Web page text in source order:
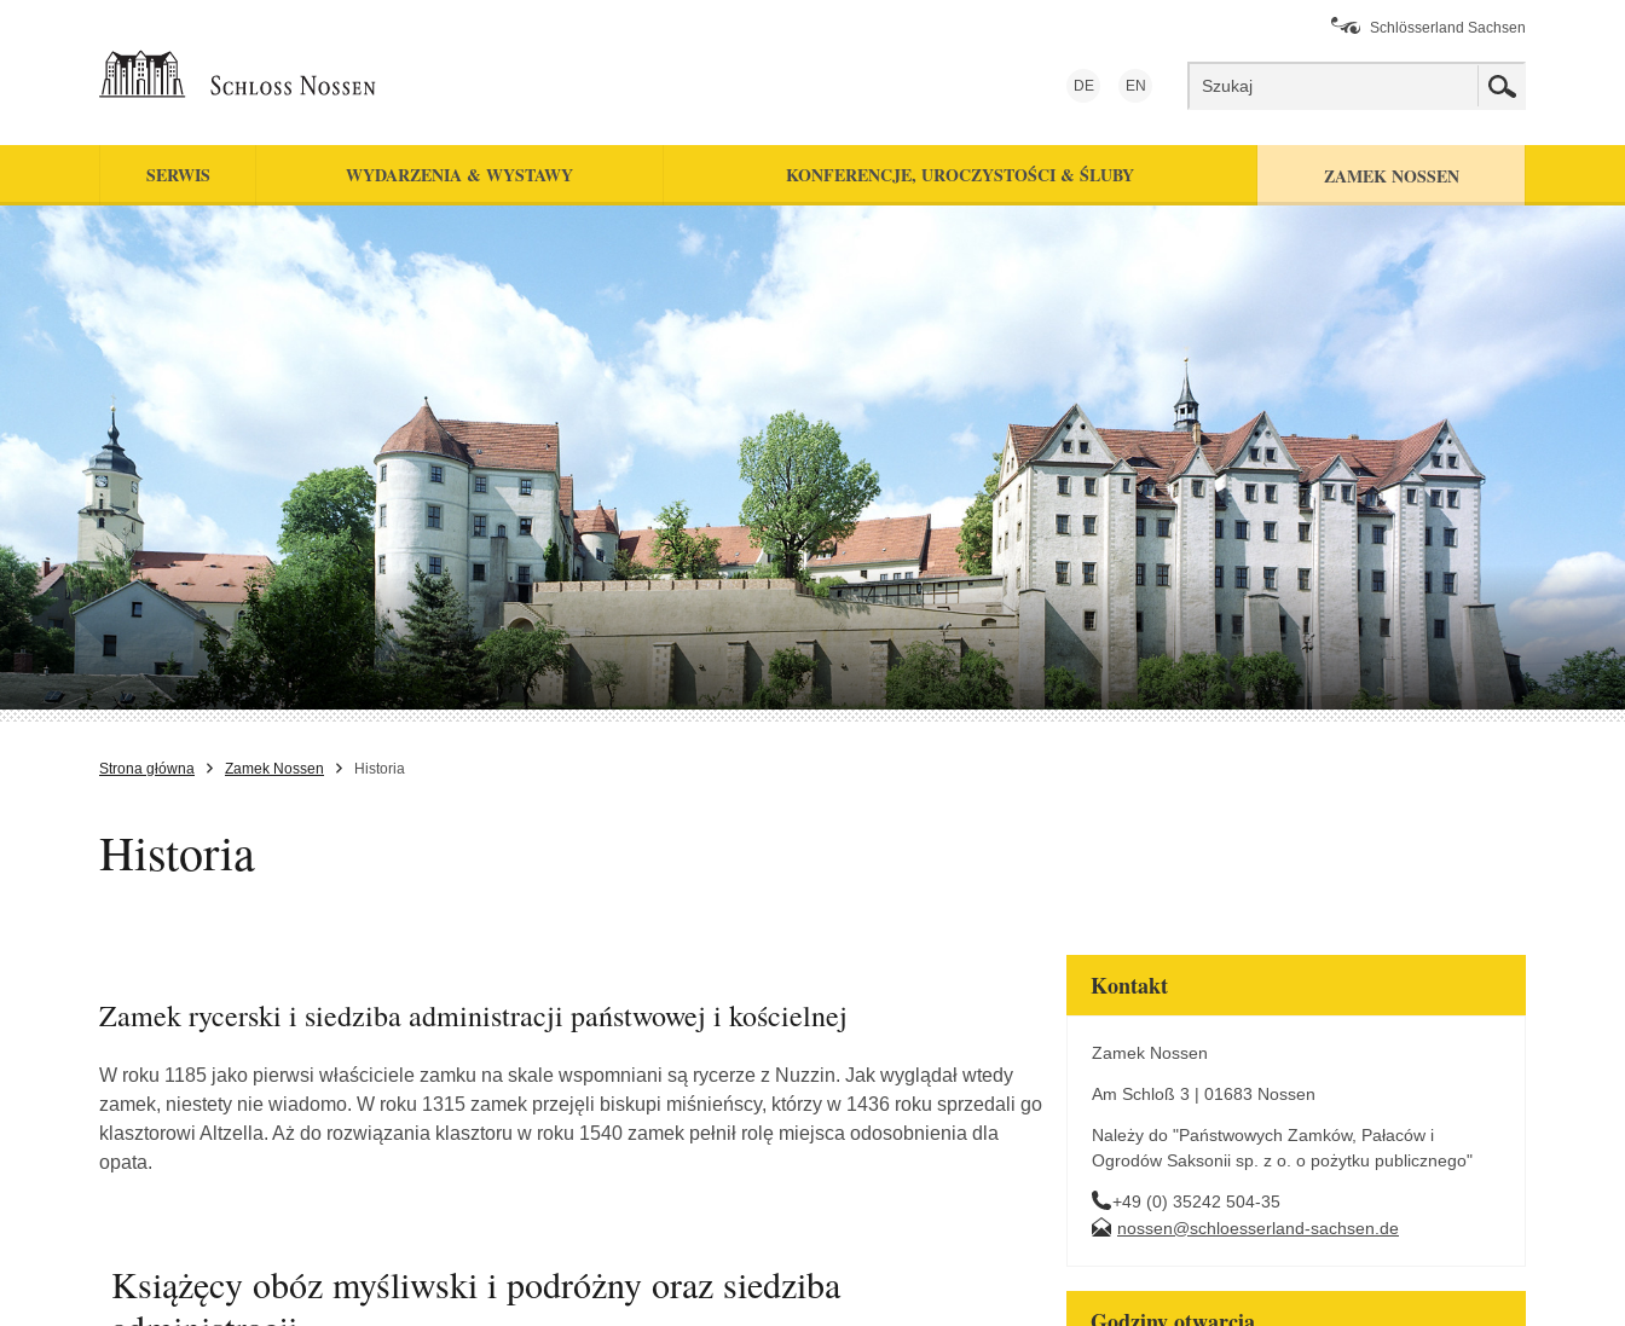
Schlösserland Sachsen
DE EN
SERWIS WYDARZENIA & WYSTAWY KONFERENCJE, UROCZYSTOŚCI & ŚLUBY ZAMEK NOSSEN
Strona główna Zamek Nossen Historia
Historia
Zamek rycerski i siedziba administracji państwowej i kościelnej
W roku 1185 jako pierwsi właściciele zamku na skale wspomniani są rycerze z Nuzzin. Jak wyglądał wtedy
zamek, niestety nie wiadomo. W roku 1315 zamek przejęli biskupi miśnieńscy, którzy w 1436 roku sprzedali go
klasztorowi Altzella. Aż do rozwiązania klasztoru w roku 1540 zamek pełnił rolę miejsca odosobnienia dla
opata.
Książęcy obóz myśliwski i podróżny oraz siedziba
Kontakt
Zamek Nossen
Am Schloß 3 | 01683 Nossen
Należy do "Państwowych Zamków, Pałaców i
Ogrodów Saksonii sp. z o. o pożytku publicznego"
+49 (0) 35242 504-35
nossen@schloesserland-sachsen.de